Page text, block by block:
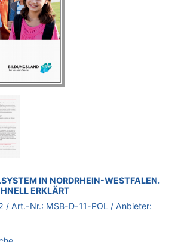
IN NORDRHEIN-WESTFALEN.
ERKLÄRT
/ Art.-Nr.: MSB-D-11-POL / Anbieter: